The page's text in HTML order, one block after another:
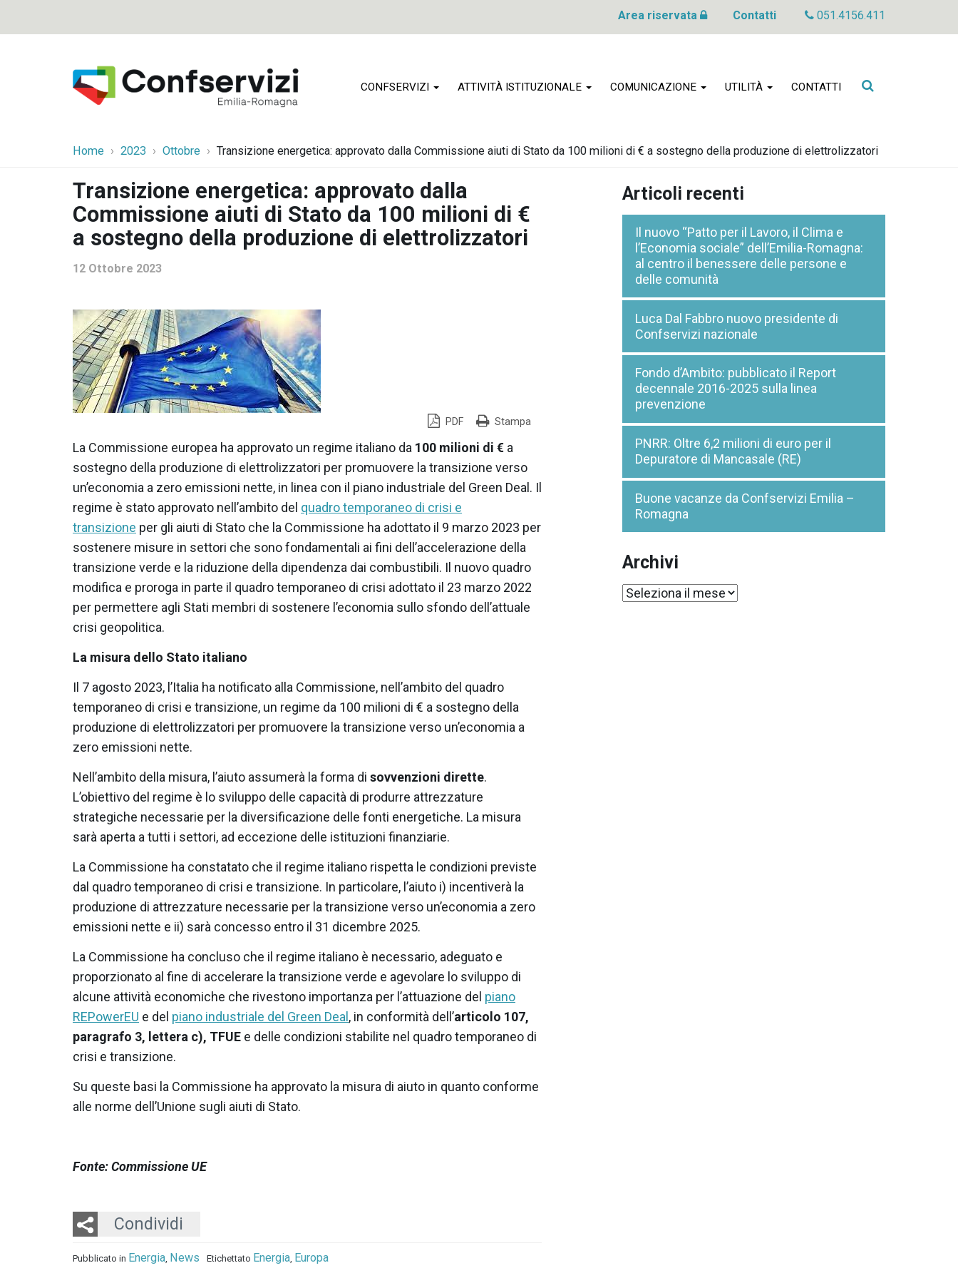
Area riservata Contatti 051.4156.411
CONFSERVIZI ATTIVITÀ ISTITUZIONALE COMUNICAZIONE UTILITÀ CONTATTI
Cerca
Home 2023 Ottobre Transizione energetica: approvato dalla Commissione aiuti di Stato da 100 milioni di € a sostegno della produzione di elettrolizzatori
Transizione energetica: approvato dalla
Commissione aiuti di Stato da 100 milioni di €
a sostegno della produzione di elettrolizzatori
12 Ottobre 2023
PDF Stampa
La Commissione europea ha approvato un regime italiano da 100 milioni di € a
sostegno della produzione di elettrolizzatori per promuovere la transizione verso
un’economia a zero emissioni nette, in linea con il piano industriale del Green Deal. Il
regime è stato approvato nell’ambito del quadro temporaneo di crisi e
transizione per gli aiuti di Stato che la Commissione ha adottato il 9 marzo 2023 per
sostenere misure in settori che sono fondamentali ai fini dell’accelerazione della
transizione verde e la riduzione della dipendenza dai combustibili. Il nuovo quadro
modifica e proroga in parte il quadro temporaneo di crisi adottato il 23 marzo 2022
per permettere agli Stati membri di sostenere l’economia sullo sfondo dell’attuale
crisi geopolitica.
La misura dello Stato italiano
Il 7 agosto 2023, l’Italia ha notificato alla Commissione, nell’ambito del quadro
temporaneo di crisi e transizione, un regime da 100 milioni di € a sostegno della
produzione di elettrolizzatori per promuovere la transizione verso un’economia a
zero emissioni nette.
Nell’ambito della misura, l’aiuto assumerà la forma di sovvenzioni dirette.
L’obiettivo del regime è lo sviluppo delle capacità di produrre attrezzature
strategiche necessarie per la diversificazione delle fonti energetiche. La misura
sarà aperta a tutti i settori, ad eccezione delle istituzioni finanziarie.
La Commissione ha constatato che il regime italiano rispetta le condizioni previste
dal quadro temporaneo di crisi e transizione. In particolare, l’aiuto i) incentiverà la
produzione di attrezzature necessarie per la transizione verso un’economia a zero
emissioni nette e ii) sarà concesso entro il 31 dicembre 2025.
La Commissione ha concluso che il regime italiano è necessario, adeguato e
proporzionato al fine di accelerare la transizione verde e agevolare lo sviluppo di
alcune attività economiche che rivestono importanza per l’attuazione del piano
REPowerEU e del piano industriale del Green Deal , in conformità dell’articolo 107,
paragrafo 3, lettera c), TFUE e delle condizioni stabilite nel quadro temporaneo di
crisi e transizione.
Su queste basi la Commissione ha approvato la misura di aiuto in quanto conforme
alle norme dell’Unione sugli aiuti di Stato.
Fonte: Commissione UE
Condividi
Twitter
LinkedIn
Email
Pubblicato in Energia, News Etichettato Energia, Europa
Articoli recenti
Il nuovo “Patto per il Lavoro, il Clima e
l’Economia sociale” dell’Emilia-Romagna:
al centro il benessere delle persone e
delle comunità
Luca Dal Fabbro nuovo presidente di
Confservizi nazionale
Fondo d’Ambito: pubblicato il Report
decennale 2016-2025 sulla linea
prevenzione
PNRR: Oltre 6,2 milioni di euro per il
Depuratore di Mancasale (RE)
Buone vacanze da Confservizi Emilia –
Romagna
Archivi
Archivi